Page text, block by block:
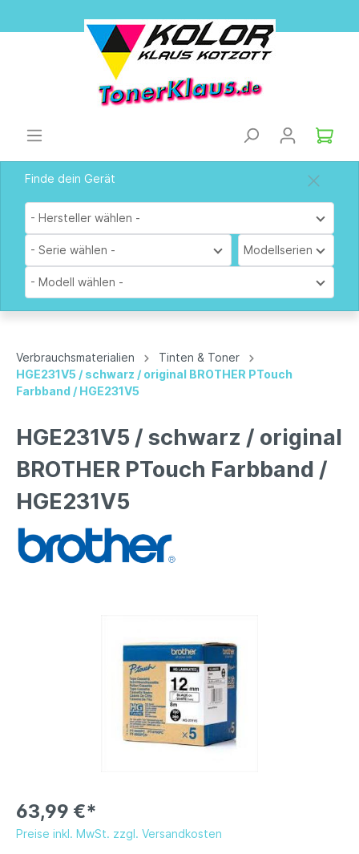
Finde dein Gerät
- Hersteller wählen -
- Serie wählen - Modellserien
- Modell wählen -
Verbrauchsmaterialien
Tinten & Toner
HGE231V5 / schwarz / original BROTHER PTouch
Farbband / HGE231V5
HGE231V5 / schwarz / original
BROTHER PTouch Farbband /
HGE231V5
63,99 €*
Preise inkl. MwSt. zzgl. Versandkosten